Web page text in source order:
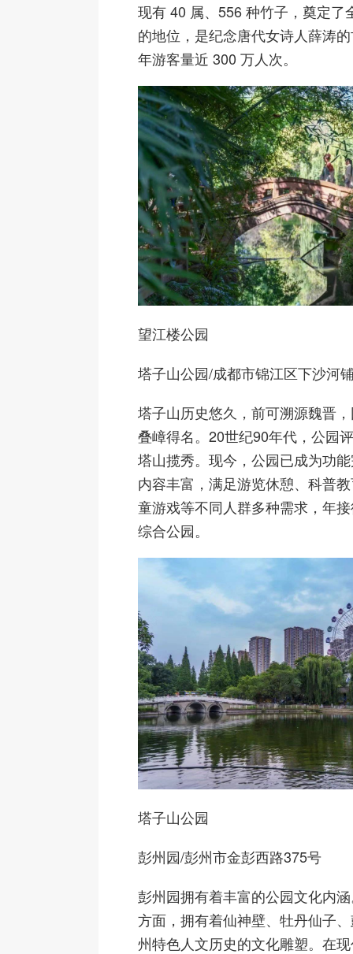
现有 40 属、556 种竹子，奠定了
的地位，是纪念唐代女诗人薛涛
年游客量近 300 万人次。
望江楼公园
塔子山公园/成都市锦江区下沙河
塔子山历史悠久，前可溯源魏晋
叠嶂得名。20世纪90年代，公园
塔山揽秀。现今，公园已成为功
内容丰富，满足游览休憩、科普
童游戏等不同人群多种需求，年
综合公园。
塔子山公园
彭州园/彭州市金彭西路375号
彭州园拥有着丰富的公园文化内
方面，拥有着仙神壁、牡丹仙子
州特色人文历史的文化雕塑。在